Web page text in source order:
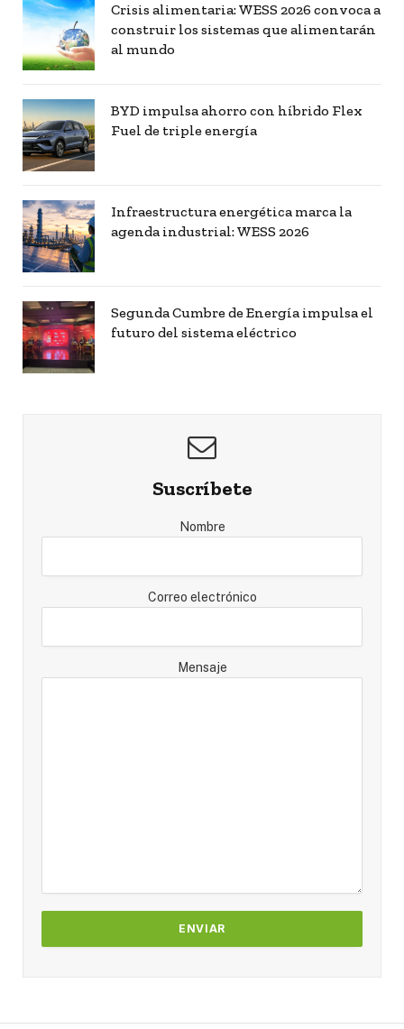
Crisis alimentaria: WESS 2026 convoca a
construir los sistemas que alimentarán
al mundo
BYD impulsa ahorro con híbrido Flex
Fuel de triple energía
Infraestructura energética marca la
agenda industrial: WESS 2026
Segunda Cumbre de Energía impulsa el
futuro del sistema eléctrico
Suscríbete
Nombre
Correo electrónico
Mensaje